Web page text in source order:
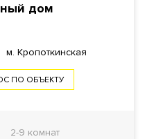
дом
м. Кропоткинская
ПО ОБЪЕКТУ
2-9 комнат